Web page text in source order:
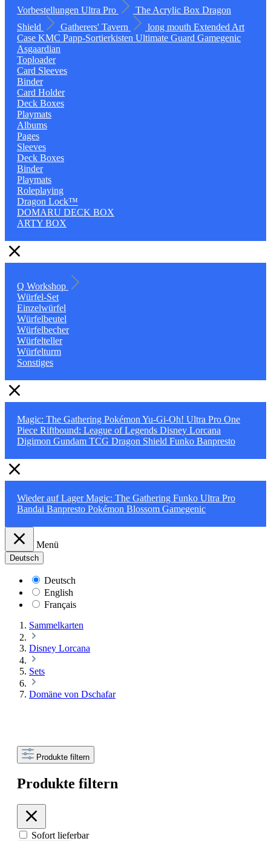
Vorbestellungen Ultra Pro The Acrylic Box Dragon
Shield
Gatherers' Tavern long mouth Extended Art
Case KMC Papp-Sortierkisten Ultimate Guard Gamegenic
Asgaardian
Toploader
Card Sleeves
Binder
Card Holder
Deck Boxes
Playmats
Albums
Pages
Sleeves
Deck Boxes
Binder
Playmats
Roleplaying
Dragon Lock™
DOMARU DECK BOX
ARTY BOX
Q Workshop
Würfel-Set
Einzelwürfel
Würfelbeutel
Würfelbecher
Würfelteller
Würfelturm
Sonstiges
Magic: The Gathering Pokémon Yu-Gi-Oh! Ultra Pro One
Piece Riftbound: League of Legends Disney Lorcana
Digimon Gundam TCG Dragon Shield Funko Banpresto
Wieder auf LagerMagic: The Gathering Funko Ultra Pro
Bandai Banpresto Pokémon Blossom Gamegenic
Menü
Deutsch
Deutsch
English
Français
Sammelkarten
Disney Lorcana
Sets
Domäne von Dschafar
Produkte filtern
Produkte filtern
Sofort lieferbar